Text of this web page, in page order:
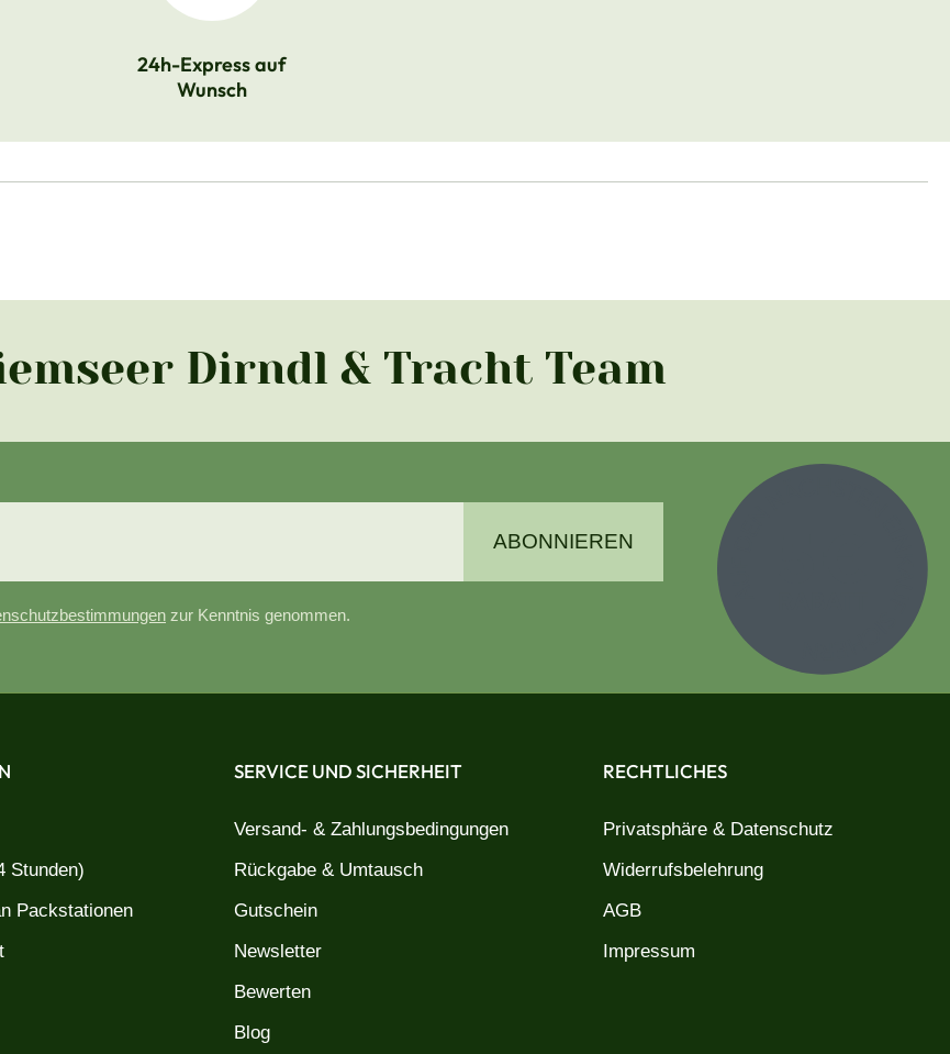
24h-Express auf
Wunsch
Dirndl & Tracht Team
ABONNIEREN
zur Kenntnis genommen.
Stunden)
Packstationen
SERVICE UND SICHERHEIT
Versand- & Zahlungsbedingungen
Rückgabe & Umtausch
Gutschein
Newsletter
Bewerten
Blog
RECHTLICHES
Privatsphäre & Datenschutz
Widerrufsbelehrung
AGB
Impressum